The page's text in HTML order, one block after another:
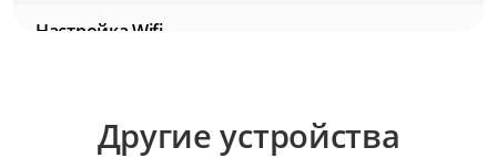
Настройка Wifi
от 2 500 ₽Другие устройства